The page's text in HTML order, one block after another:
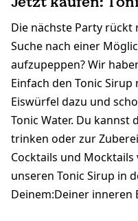
Die nächste Party
Suche nach einer
aufzupeppen? Wir
Einfach den Tonic
Eiswürfel dazu und
Tonic Water. Du kannst
trinken oder zur
Cocktails und
unseren Tonic Sirup in
Deinem:Deiner inneren